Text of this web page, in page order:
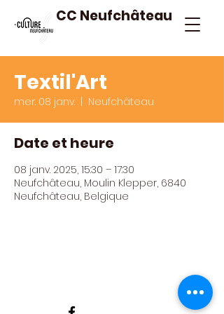
CC Neufchâteau
Textil'Art
mer. 08 janv. Neufchâteau
Date et heure
08 janv. 2025, 15:30 – 17:30
Neufchâteau, Moulin Klepper, 6840
Neufchâteau, Belgique